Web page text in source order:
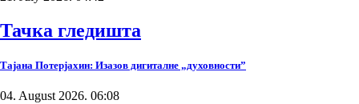
Тачка гледишта
Тајана Потерјахин: Изазов дигиталне „духовности”
04. August 2026. 06:08